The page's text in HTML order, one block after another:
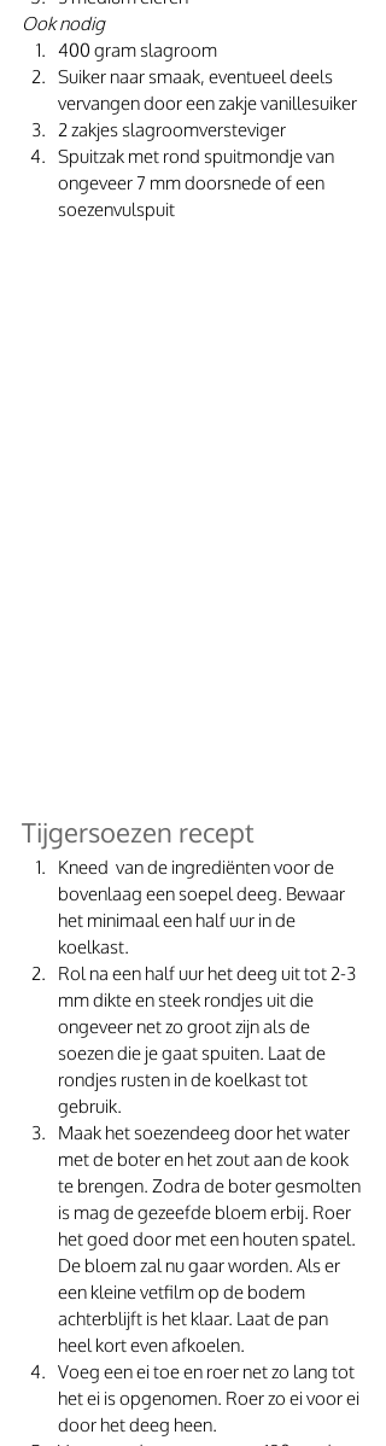
Ook nodig
400 gram slagroom
Suiker naar smaak, eventueel deels
vervangen door een zakje vanillesuiker
2 zakjes slagroomversteviger
Spuitzak met rond spuitmondje van
ongeveer 7 mm doorsnede of een
soezenvulspuit
Tijgersoezen recept
Kneed  van de ingrediënten voor de
bovenlaag een soepel deeg. Bewaar
het minimaal een half uur in de
koelkast.
Rol na een half uur het deeg uit tot 2-3
mm dikte en steek rondjes uit die
ongeveer net zo groot zijn als de
soezen die je gaat spuiten. Laat de
rondjes rusten in de koelkast tot
gebruik.
Maak het soezendeeg door het water
met de boter en het zout aan de kook
te brengen. Zodra de boter gesmolten
is mag de gezeefde bloem erbij. Roer
het goed door met een houten spatel.
De bloem zal nu gaar worden. Als er
een kleine vetfilm op de bodem
achterblijft is het klaar. Laat de pan
heel kort even afkoelen.
Voeg een ei toe en roer net zo lang tot
het ei is opgenomen. Roer zo ei voor ei
door het deeg heen.